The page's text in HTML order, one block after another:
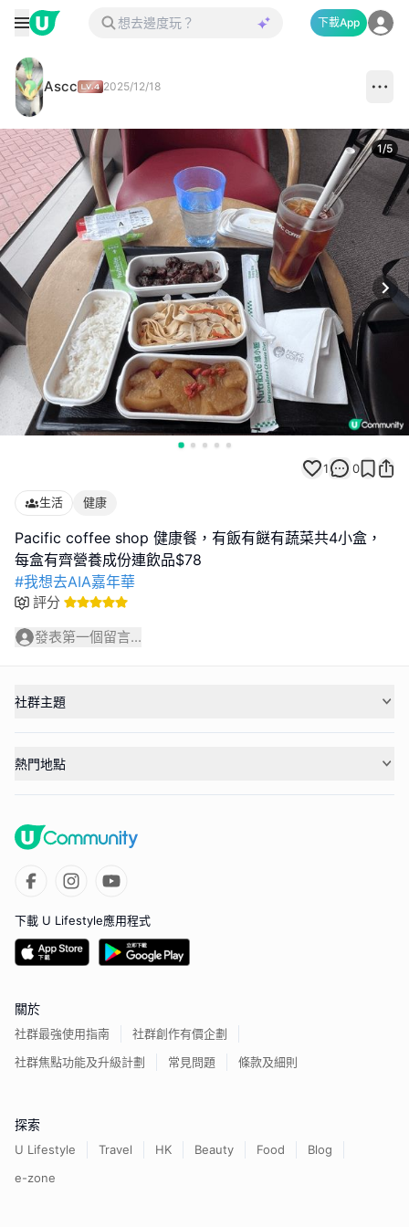
下載App
Ascc 2025/12/18
1/5
1 0
生活 健康
Pacific coffee shop 健康餐，有飯有餸有蔬菜共4小盒，
#我想去AIA嘉年華
評分
發表第一個留言...
社群主題
熱門地點
下載 U Lifestyle應用程式
關於
社群最強使用指南
社群創作有價企劃
社群焦點功能及升級計劃
常見問題 條款及細則
探索
U Lifestyle Travel HK Beauty Food
Blog
e-zone